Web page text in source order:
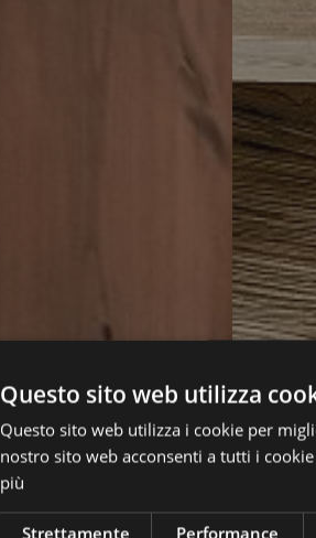
Questo sito web utilizza
Questo sito web utilizza i cookie per
nostro sito web acconsenti a tutti i
più
Strettamente
Performance